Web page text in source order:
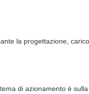
la progettazione,
di azionamento è